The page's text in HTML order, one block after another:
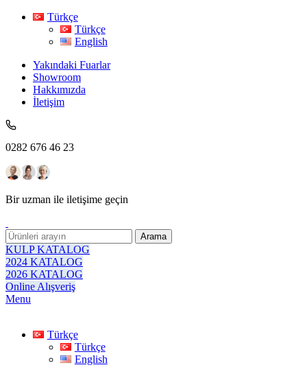
Türkçe
Türkçe
English
Yakındaki Fuarlar
Showroom
Hakkımızda
İletişim
0282 676 46 23
Bir uzman ile iletişime geçin
Arama
KULP KATALOG
2024 KATALOG
2026 KATALOG
Online Alışveriş
Menu
Türkçe
Türkçe
English